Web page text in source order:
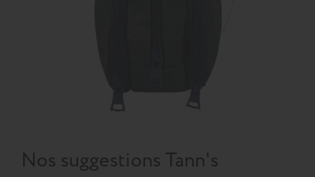
Nos suggestions Tann's